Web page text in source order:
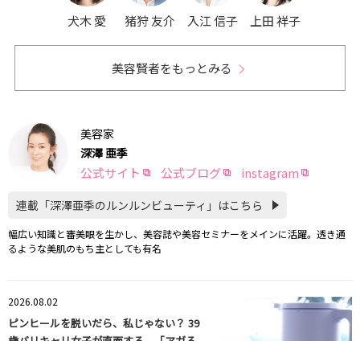
犬木 愛 猪狩 友介 入江 信子 上田 祥子
美容賢者をもっとみる
美容家
深澤 亜季
公式サイト 公式ブログ instagram
連載「深澤亜季のルンルンビューティ」はこちら
幅広い知識と審美眼を生かし、美容誌や美容セミナーをメインに活躍。透き通
るような美肌のもち主としても有名
2026.08.02
ピンヒールを脱いだら、私じゃない？ 39